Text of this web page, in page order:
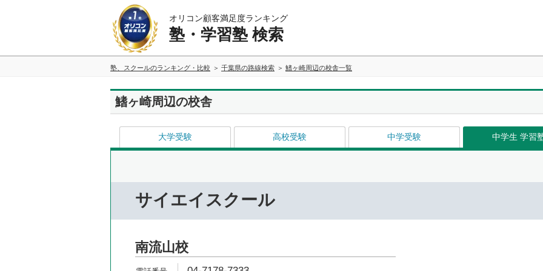
オリコン顧客満足度ランキング
塾・学習塾 検索
塾、スクールのランキング・比較 千葉県の路線検索 鰭ヶ崎周辺の校舎一覧
鰭ヶ崎周辺の校舎
大学受験 高校受験 中学受験 中学生 学習
サイエイスクール
南流山校